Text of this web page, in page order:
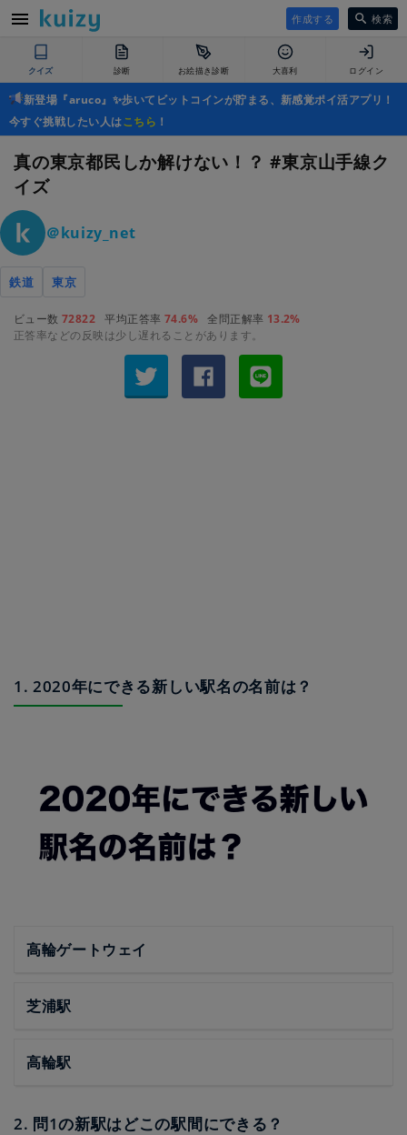
作成する 検索
クイズ 診断 お絵描き診断 大喜利 ログイン
新登場『aruco』✨歩いてビットコインが貯まる、新感覚ポイ活アプリ！
今すぐ挑戦したい人はこちら ！
真の東京都民しか解けない！？ #東京山手線ク
イズ
＠kuizy_net
鉄道 東京
ビュー数 72822 平均正答率 74.6% 全問正解率 13.2%
正答率などの反映は少し遅れることがあります。
1. 2020年にできる新しい駅名の名前は？
高輪ゲートウェイ
芝浦駅
高輪駅
2. 問1の新駅はどこの駅間にできる？